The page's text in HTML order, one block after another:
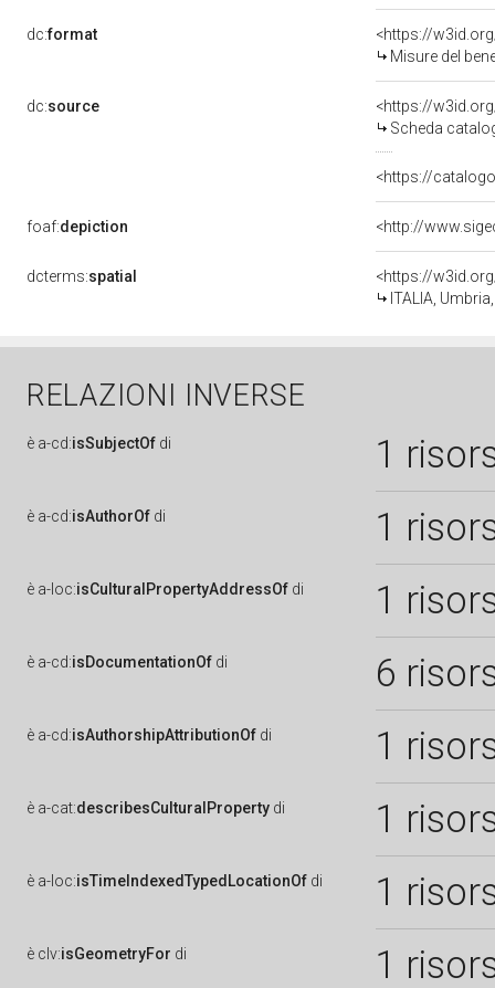
dc:format
<https://
Misure del
dc:source
<https://
Scheda
<https://
foaf:depiction
dcterms:spatial
<https://
ITALIA,
RELAZIONI INVERSE
è a-cd:isSubjectOf di 1
è a-cd:isAuthorOf di 1
è a-loc:isCulturalPropertyAddressOf di 1
è a-cd:isDocumentationOf di 6
è a-cd:isAuthorshipAttributionOf di 1
è a-cat:describesCulturalProperty di 1
è a-loc:isTimeIndexedTypedLocationOf di 1
è clv:isGeometryFor di 1